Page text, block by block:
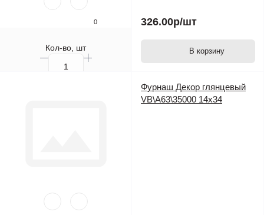
0
Кол-во, шт
326.00р/шт
В корзину
Фурнаш Декор глянцевый
VB\A63\35000 14х34